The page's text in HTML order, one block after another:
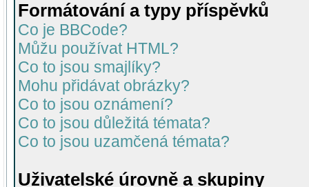
Formátování a typy příspěvků
Co je BBCode?
Můžu používat HTML?
Co to jsou smajlíky?
Mohu přidávat obrázky?
Co to jsou oznámení?
Co to jsou důležitá témata?
Co to jsou uzamčená témata?
Uživatelské úrovně a skupiny